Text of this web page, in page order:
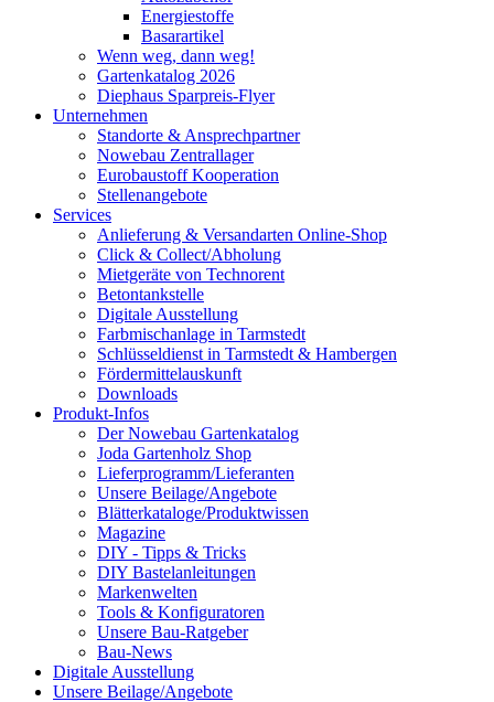
Energiestoffe
Basarartikel
Wenn weg, dann weg!
Gartenkatalog 2026
Diephaus Sparpreis-Flyer
Unternehmen
Standorte & Ansprechpartner
Nowebau Zentrallager
Eurobaustoff Kooperation
Stellenangebote
Services
Anlieferung & Versandarten Online-Shop
Click & Collect/Abholung
Mietgeräte von Technorent
Betontankstelle
Digitale Ausstellung
Farbmischanlage in Tarmstedt
Schlüsseldienst in Tarmstedt & Hambergen
Fördermittelauskunft
Downloads
Produkt-Infos
Der Nowebau Gartenkatalog
Joda Gartenholz Shop
Lieferprogramm/Lieferanten
Unsere Beilage/Angebote
Blätterkataloge/Produktwissen
Magazine
DIY - Tipps & Tricks
DIY Bastelanleitungen
Markenwelten
Tools & Konfiguratoren
Unsere Bau-Ratgeber
Bau-News
Digitale Ausstellung
Unsere Beilage/Angebote